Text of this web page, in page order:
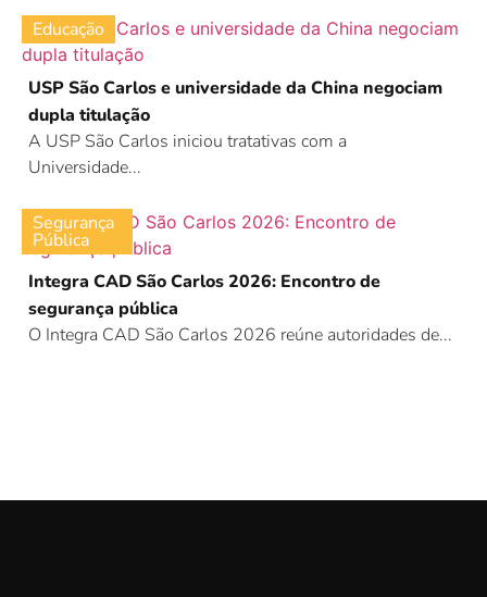
Educação
USP São Carlos e universidade da China negociam
dupla titulação
A USP São Carlos iniciou tratativas com a
Universidade...
Segurança
Pública
Integra CAD São Carlos 2026: Encontro de
segurança pública
O Integra CAD São Carlos 2026 reúne autoridades de...